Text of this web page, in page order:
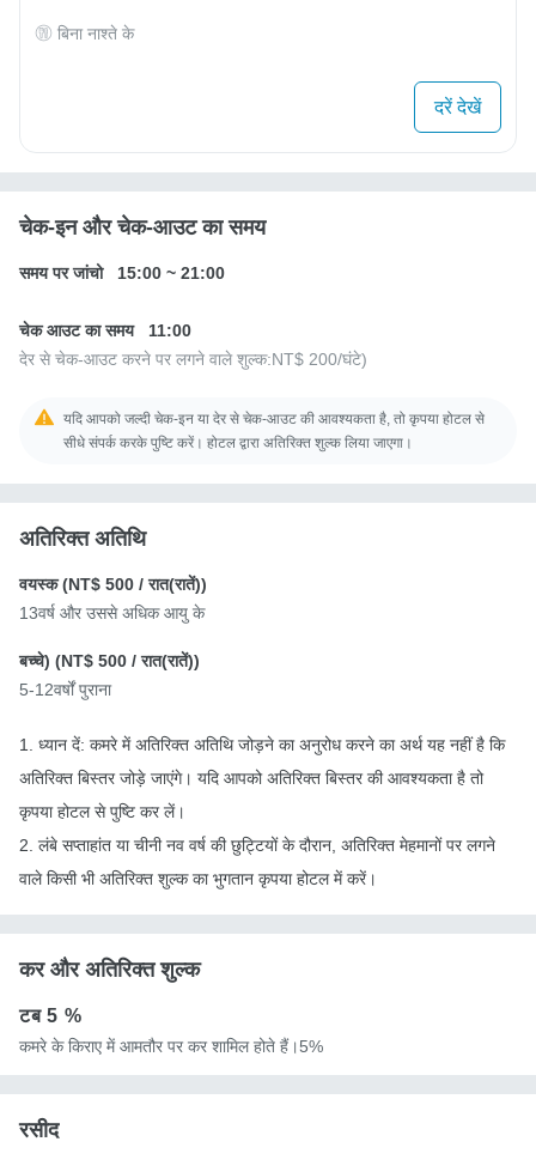
बिना नाश्ते के
दरें देखें
चेक-इन और चेक-आउट का समय
समय पर जांचो 15:00 ~ 21:00
चेक आउट का समय
11:00
देर से चेक-आउट करने पर लगने वाले शुल्क:NT$ 200/घंटे)
यदि आपको जल्दी चेक-इन या देर से चेक-आउट की आवश्यकता है, तो कृपया होटल से
सीधे संपर्क करके पुष्टि करें। होटल द्वारा अतिरिक्त शुल्क लिया जाएगा।
अतिरिक्त अतिथि
वयस्क (NT$ 500 / रात(रातें))
13वर्ष और उससे अधिक आयु के
बच्चे) (NT$ 500 / रात(रातें))
5-12वर्षों पुराना
1. ध्यान दें: कमरे में अतिरिक्त अतिथि जोड़ने का अनुरोध करने का अर्थ यह नहीं है कि
अतिरिक्त बिस्तर जोड़े जाएंगे। यदि आपको अतिरिक्त बिस्तर की आवश्यकता है तो
कृपया होटल से पुष्टि कर लें।
2. लंबे सप्ताहांत या चीनी नव वर्ष की छुट्टियों के दौरान, अतिरिक्त मेहमानों पर लगने
वाले किसी भी अतिरिक्त शुल्क का भुगतान कृपया होटल में करें।
कर और अतिरिक्त शुल्क
टब5 %
कमरे के किराए में आमतौर पर कर शामिल होते हैं।5%
रसीद